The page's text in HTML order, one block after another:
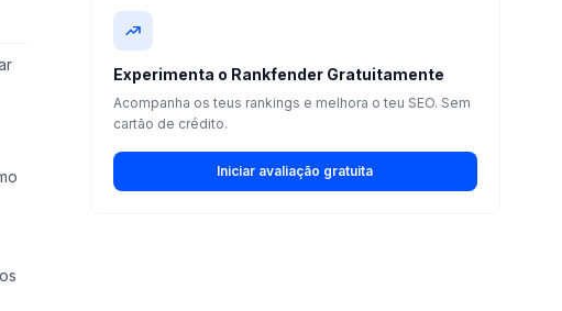
Experimenta o Rankfender Gratuitamente
Acompanha os teus rankings e melhora o teu SEO. Sem
cartão de crédito.
Iniciar avaliação gratuita